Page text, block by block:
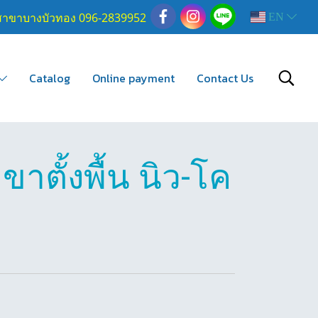
ขาบางบัวทอง 096-2839952 EN
Catalog Online payment Contact Us
ขาตั้งพื้น นิว-โค